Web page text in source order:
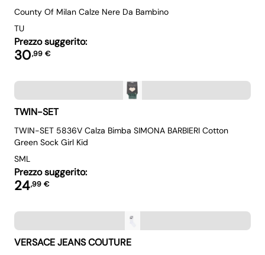
County Of Milan Calze Nere Da Bambino
TU
Prezzo suggerito:
30,99 €
TWIN-SET
TWIN-SET 5836V Calza Bimba SIMONA BARBIERI Cotton
Green Sock Girl Kid
SML
Prezzo suggerito:
24,99 €
VERSACE JEANS COUTURE